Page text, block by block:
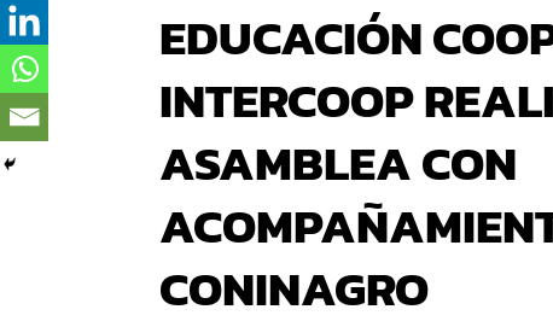
EDUCACIÓN
INTERCOOP
ASAMBLEA CON
CONINAGRO